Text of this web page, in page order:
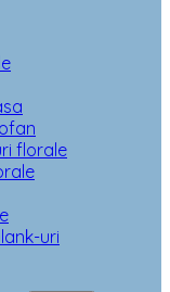
florale
uri